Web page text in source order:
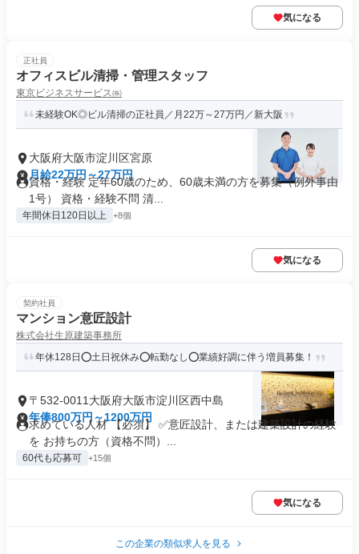
気になる
正社員
オフィスビル清掃・管理スタッフ
東京ビジネスサービス㈱
未経験OK◎ビル清掃の正社員／月22万～27万円／新大阪
大阪府大阪市淀川区宮原
月給22万円～27万円
資格・経験 定年60歳のため、60歳未満の方を募集（例外事由
1号） 資格・経験不問 清...
年間休日120日以上 +8個
気になる
契約社員
マンション意匠設計
株式会社生原建築事務所
年休128日⭕土日祝休み⭕転勤なし⭕業績好調に伴う増員募集！
〒532-0011大阪府大阪市淀川区西中島
年俸800万円～1200万円
求めている人材 【必須】 ✅意匠設計、または建築設計の経験
を お持ちの方（資格不問）...
60代も応募可 +15個
気になる
この企業の類似求人を見る